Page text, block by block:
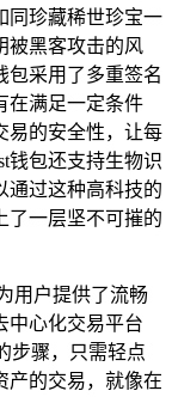
同珍藏稀世珍宝一
被黑客攻击的风
包采用了多重签名
在满足一定条件
易的安全性，让每
钱包还支持生物识
通过这种高科技的
了一层坚不可摧的
用户提供了流畅
中心化交易平台
步骤，只需轻点
产的交易，就像在